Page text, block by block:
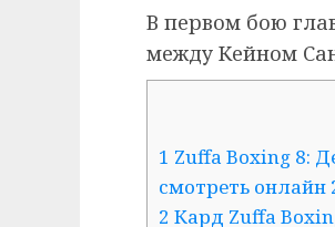
В первом бою
между Кейном
1 Zuffa Boxing 8:
смотреть онлайн
2 Кард Zuffa